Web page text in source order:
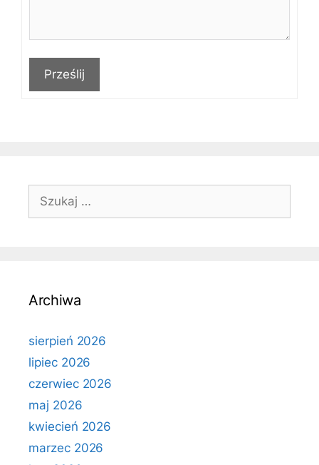
Prześlij
Szukaj:
Archiwa
sierpień 2026
lipiec 2026
czerwiec 2026
maj 2026
kwiecień 2026
marzec 2026